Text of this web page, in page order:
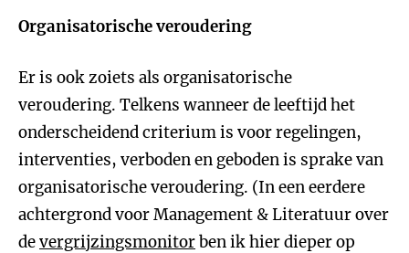
Organisatorische veroudering
Er is ook zoiets als organisatorische
veroudering. Telkens wanneer de leeftijd het
onderscheidend criterium is voor regelingen,
interventies, verboden en geboden is sprake van
organisatorische veroudering. (In een eerdere
achtergrond voor Management & Literatuur over
devergrijzingsmonitorben ik hier dieper op